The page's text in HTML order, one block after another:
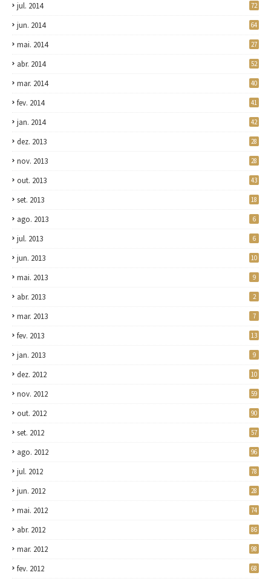
jul. 2014 72
jun. 2014 64
mai. 2014 27
abr. 2014 52
mar. 2014 40
fev. 2014 41
jan. 2014 42
dez. 2013 28
nov. 2013 28
out. 2013 43
set. 2013 18
ago. 2013 6
jul. 2013 6
jun. 2013 10
mai. 2013 9
abr. 2013 2
mar. 2013 7
fev. 2013 13
jan. 2013 9
dez. 2012 10
nov. 2012 59
out. 2012 90
set. 2012 57
ago. 2012 96
jul. 2012 78
jun. 2012 28
mai. 2012 74
abr. 2012 86
mar. 2012 98
fev. 2012 68